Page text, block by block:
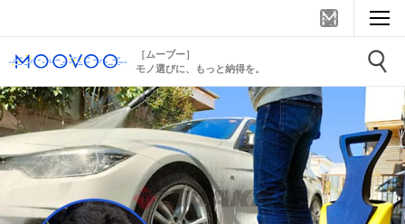
［ムーブー］
モノ選びに、もっと納得を。